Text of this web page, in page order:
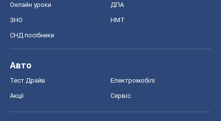
Онлайн уроки ДПА
ЗНО НМТ
СНД посібники
Авто
Тест Драйв Електромобілі
Акції Сервіс